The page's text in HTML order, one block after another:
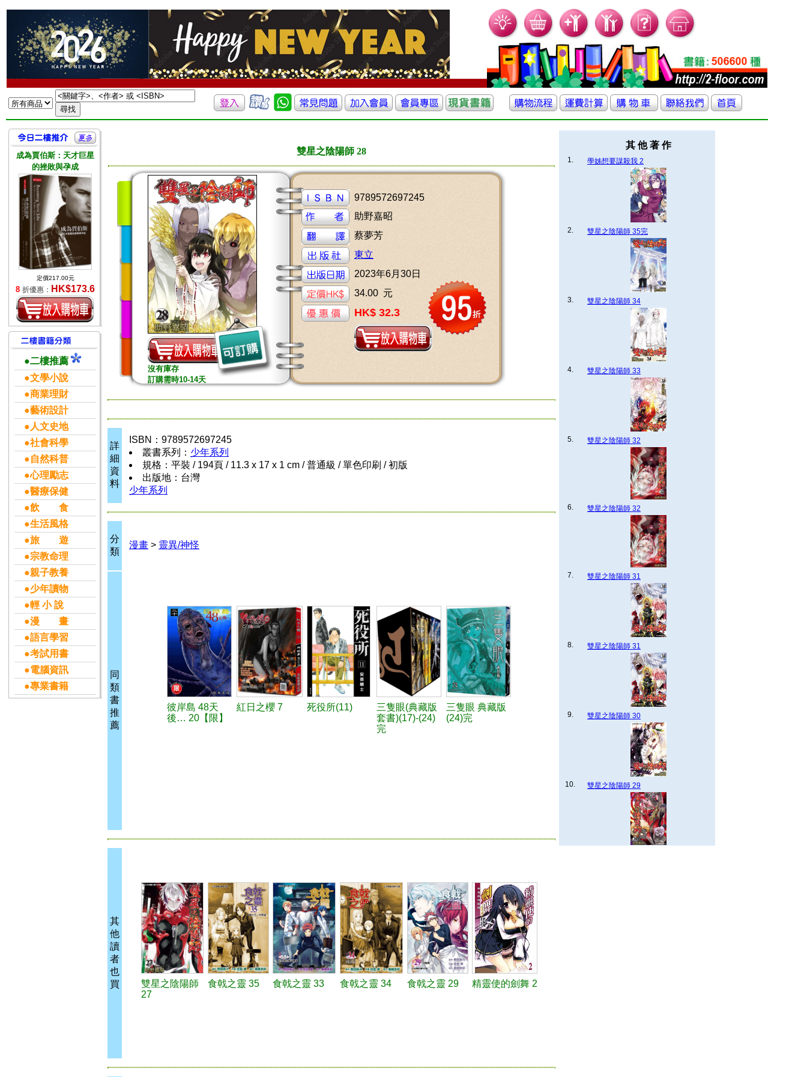
成為賈伯斯：天才巨星
的挫敗與孕成
定價217.00元
8 折優惠： HK$173.6
●二樓推薦
●文學小說
●商業理財
●藝術設計
●人文史地
●社會科學
●自然科普
●心理勵志
●醫療保健
●飲 食
●生活風格
●旅 遊
●宗教命理
●親子教養
●少年讀物
●輕 小 說
●漫 畫
●語言學習
●考試用書
●電腦資訊
●專業書籍
雙星之陰陽師 28
沒有庫存
訂購需時10-14天
9789572697245
助野嘉昭
蔡夢芳
東立
2023年6月30日
34.00 元
HK$ 32.3
詳
細
資
料
ISBN：9789572697245
叢書系列： 少年系列
規格：平裝 / 194頁 / 11.3 x 17 x 1 cm / 普通級 / 單色印刷 / 初版
出版地：台灣
少年系列
分
類
漫畫 > 靈異/神怪
同
類
書
推
薦
彼岸島 48天
後… 20【限】
紅日之櫻 7 死役所(11)
三隻眼(典藏版
套書)(17)-(24)
完
三隻眼 典藏版
(24)完
其
他
讀
者
也
買
雙星之陰陽師
27
食戟之靈 35 食戟之靈 33 食戟之靈 34 食戟之靈 29 精靈使的劍舞 2
其 他 著 作
1. 學姊想要謀殺我 2
2. 雙星之陰陽師 35完
3. 雙星之陰陽師 34
4. 雙星之陰陽師 33
5. 雙星之陰陽師 32
6. 雙星之陰陽師 32
7. 雙星之陰陽師 31
8. 雙星之陰陽師 31
9. 雙星之陰陽師 30
10. 雙星之陰陽師 29